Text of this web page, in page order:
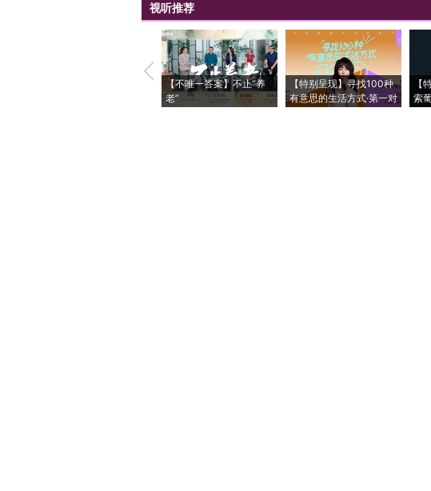
视听推荐
【不唯一答案】不止“养
老”
【特别呈现】寻找100种
有意思的生活方式·第一对
【
索